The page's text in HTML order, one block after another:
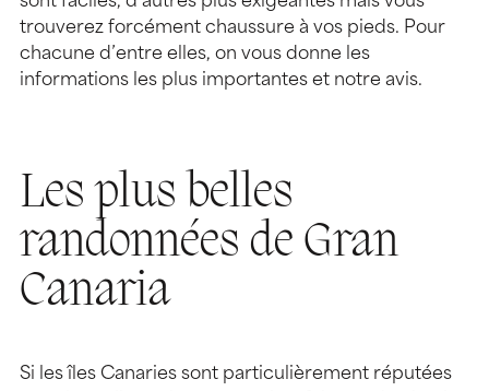
trouverez forcément chaussure à vos pieds. Pour
chacune d’entre elles, on vous donne les
informations les plus importantes et notre avis.
Les plus belles
randonnées de Gran
Canaria
Si les îles Canaries sont particulièrement réputées